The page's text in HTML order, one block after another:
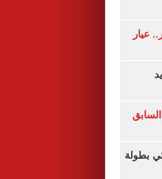
في مصر.. عيار
بطولة